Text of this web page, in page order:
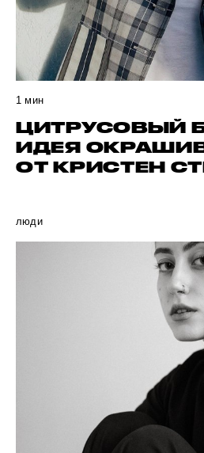
1 мин
ЦИТРУСОВЫЙ
ИДЕЯ
ОТ КРИСТЕН
люди